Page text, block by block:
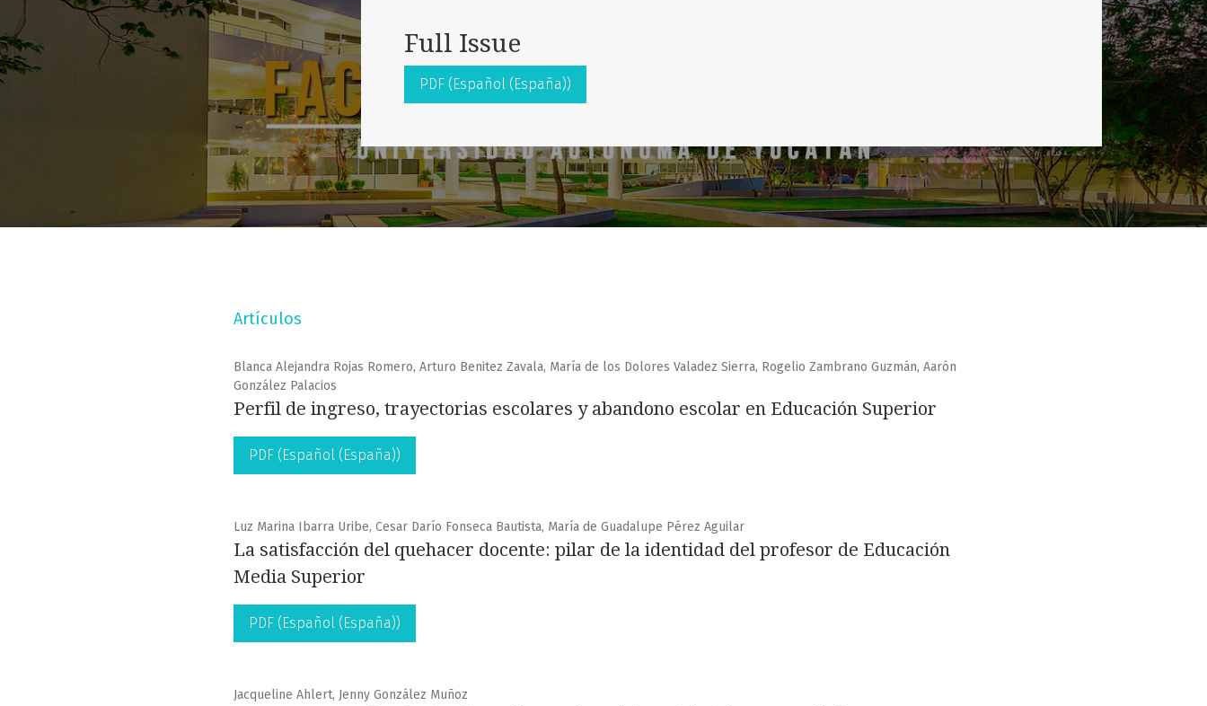
Full Issue
PDF (Español (España))
Artículos
Blanca Alejandra Rojas Romero, Arturo Benitez Zavala, María de los Dolores Valadez Sierra, Rogelio Zambrano Guzmán, Aarón
González Palacios
Perfil de ingreso, trayectorias escolares y abandono escolar en Educación Superior
PDF (Español (España))
Luz Marina Ibarra Uribe, Cesar Darío Fonseca Bautista, María de Guadalupe Pérez Aguilar
La satisfacción del quehacer docente: pilar de la identidad del profesor de Educación
Media Superior
PDF (Español (España))
Jacqueline Ahlert, Jenny González Muñoz